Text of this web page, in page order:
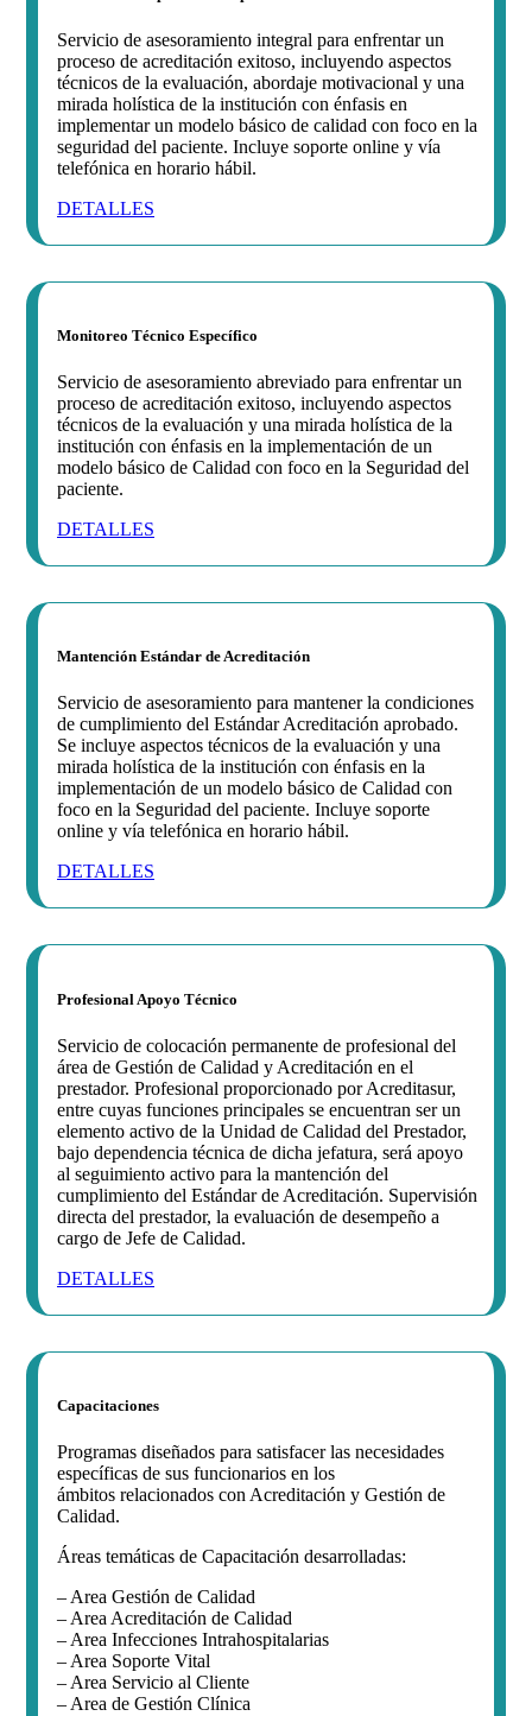
Servicio de asesoramiento integral para enfrentar un
proceso de acreditación exitoso, incluyendo aspectos
técnicos de la evaluación, abordaje motivacional y una
mirada holística de la institución con énfasis en
implementar un modelo básico de calidad con foco en la
seguridad del paciente. Incluye soporte online y vía
telefónica en horario hábil.
DETALLES
Monitoreo Técnico Específico
Servicio de asesoramiento abreviado para enfrentar un
proceso de acreditación exitoso, incluyendo aspectos
técnicos de la evaluación y una mirada holística de la
institución con énfasis en la implementación de un
modelo básico de Calidad con foco en la Seguridad del
paciente.
DETALLES
Mantención Estándar de Acreditación
Servicio de asesoramiento para mantener la condiciones
de cumplimiento del Estándar Acreditación aprobado.
Se incluye aspectos técnicos de la evaluación y una
mirada holística de la institución con énfasis en la
implementación de un modelo básico de Calidad con
foco en la Seguridad del paciente. Incluye soporte
online y vía telefónica en horario hábil.
DETALLES
Profesional Apoyo Técnico
Servicio de colocación permanente de profesional del
área de Gestión de Calidad y Acreditación en el
prestador. Profesional proporcionado por Acreditasur,
entre cuyas funciones principales se encuentran ser un
elemento activo de la Unidad de Calidad del Prestador,
bajo dependencia técnica de dicha jefatura, será apoyo
al seguimiento activo para la mantención del
cumplimiento del Estándar de Acreditación. Supervisión
directa del prestador, la evaluación de desempeño a
cargo de Jefe de Calidad.
DETALLES
Capacitaciones
Programas diseñados para satisfacer las necesidades
específicas de sus funcionarios en los
ámbitos relacionados con Acreditación y Gestión de
Calidad.
Áreas temáticas de Capacitación desarrolladas:
– Area Gestión de Calidad
– Area Acreditación de Calidad
– Area Infecciones Intrahospitalarias
– Area Soporte Vital
– Area Servicio al Cliente
– Area de Gestión Clínica